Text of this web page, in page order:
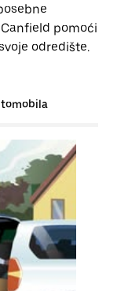
pomoći
odredište.